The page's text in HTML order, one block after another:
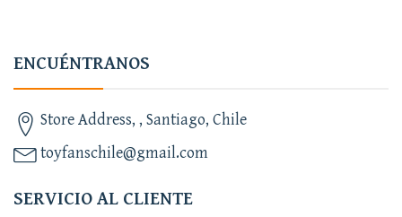
ENCUÉNTRANOS
Store Address, , Santiago, Chile
toyfanschile@gmail.com
SERVICIO AL CLIENTE